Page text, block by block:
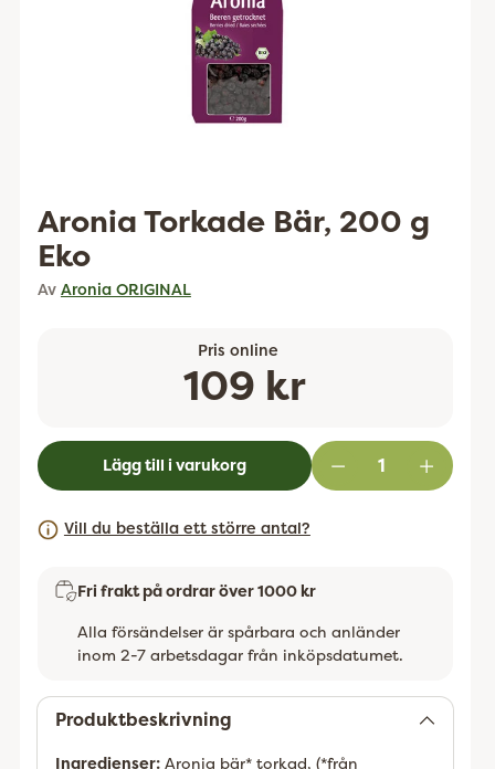
Aronia Torkade Bär, 200 g
Eko
Av Aronia ORIGINAL
Pris online
Ordinarie
pris
109 kr
Lägg till i varukorg
Vill du beställa ett större antal?
Fri frakt på ordrar över 1000 kr
Alla försändelser är spårbara och anländer
inom 2-7 arbetsdagar från inköpsdatumet.
Produktbeskrivning
Ingredienser:Aronia bär* torkad, (*från